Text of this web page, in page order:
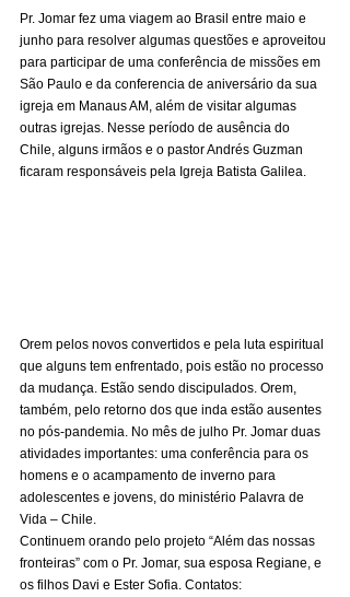
Pr. Jomar fez uma viagem ao Brasil entre maio e
junho para resolver algumas questões e aproveitou
para participar de uma conferência de missões em
São Paulo e da conferencia de aniversário da sua
igreja em Manaus AM, além de visitar algumas
outras igrejas. Nesse período de ausência do
Chile, alguns irmãos e o pastor Andrés Guzman
ficaram responsáveis pela Igreja Batista Galilea.
Orem pelos novos convertidos e pela luta espiritual
que alguns tem enfrentado, pois estão no processo
da mudança. Estão sendo discipulados. Orem,
também, pelo retorno dos que inda estão ausentes
no pós-pandemia. No mês de julho Pr. Jomar duas
atividades importantes: uma conferência para os
homens e o acampamento de inverno para
adolescentes e jovens, do ministério Palavra de
Vida – Chile.
Continuem orando pelo projeto “Além das nossas
fronteiras” com o Pr. Jomar, sua esposa Regiane, e
os filhos Davi e Ester Sofia. Contatos: